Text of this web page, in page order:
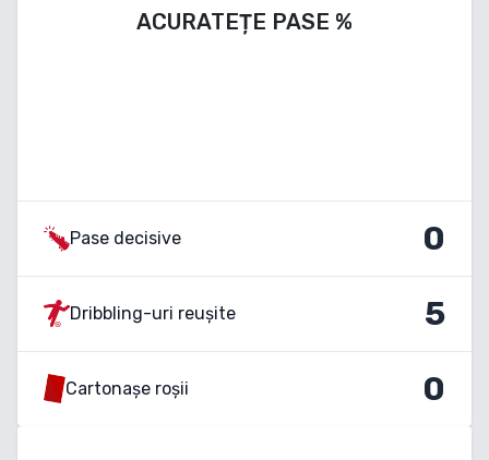
ACURATEȚE PASE %
Pase decisive 0
Dribbling-uri reușite 5
Cartonașe roșii 0